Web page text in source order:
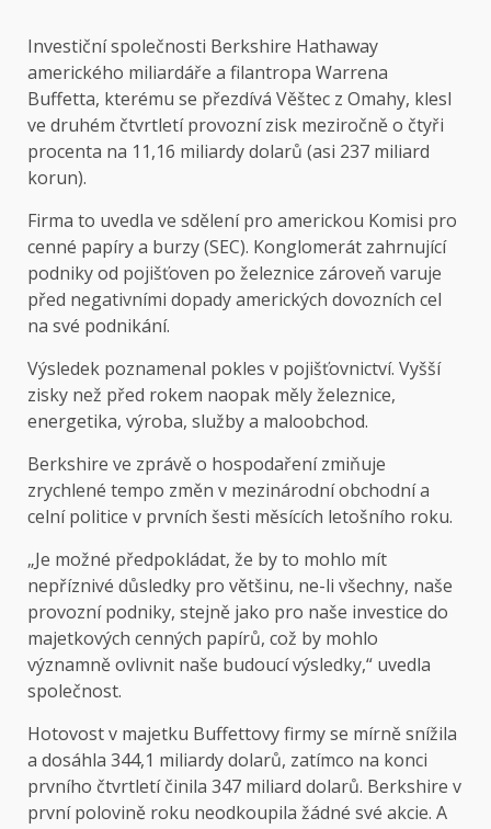
Investiční společnosti Berkshire Hathaway
amerického miliardáře a filantropa Warrena
Buffetta, kterému se přezdívá Věštec z Omahy, klesl
ve druhém čtvrtletí provozní zisk meziročně o čtyři
procenta na 11,16 miliardy dolarů (asi 237 miliard
korun).
Firma to uvedla ve sdělenípro americkou Komisi pro
cenné papíry a burzy (SEC). Konglomerát zahrnující
podniky od pojišťoven po železnice zároveň varuje
před negativními dopady amerických dovozních cel
na své podnikání.
Výsledek poznamenal pokles v pojišťovnictví. Vyšší
zisky než před rokem naopak měly železnice,
energetika, výroba, služby a maloobchod.
Berkshire ve zprávě o hospodaření zmiňuje
zrychlené tempo změn v mezinárodní obchodní a
celní politice v prvních šesti měsících letošního roku.
„Je možné předpokládat, že by to mohlo mít
nepříznivé důsledky pro většinu, ne-li všechny, naše
provozní podniky, stejně jako pro naše investice do
majetkových cenných papírů, což by mohlo
významně ovlivnit naše budoucí výsledky,“ uvedla
společnost.
Hotovost v majetku Buffettovy firmy se mírně snížila
a dosáhla 344,1 miliardy dolarů, zatímco na konci
prvního čtvrtletí činila 347 miliard dolarů. Berkshire v
první polovině roku neodkoupila žádné své akcie. A